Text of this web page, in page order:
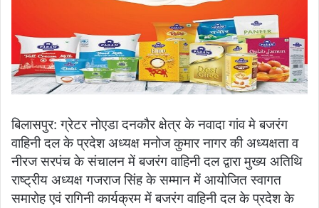
बिलासपुर: ग्रेटर नोएडा दनकौर क्षेत्र के नवादा गांव मे बजरंग
वाहिनी दल के प्रदेश अध्यक्ष मनोज कुमार नागर की अध्यक्षता व
नीरज सरपंच के संचालन में बजरंग वाहिनी दल द्वारा मुख्य अतिथि
राष्ट्रीय अध्यक्ष गजराज सिंह के सम्मान में आयोजित स्वागत
समारोह एवं रागिनी कार्यक्रम में बजरंग वाहिनी दल के प्रदेश के